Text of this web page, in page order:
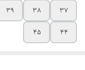
37
38
39
44
45